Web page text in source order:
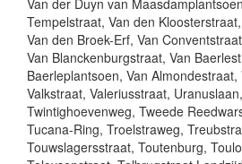
Van der Duyn van
Tempelstraat, Van den
Van den Broek-Erf, Van
Van Blanckenburgstraat, Van
Baerleplantsoen, Van
Valkstraat, Valeriusstraat,
Twintighoevenweg, Tweede
Tucana-Ring, Troelstraweg,
Touwslagersstraat, Toutenburg,